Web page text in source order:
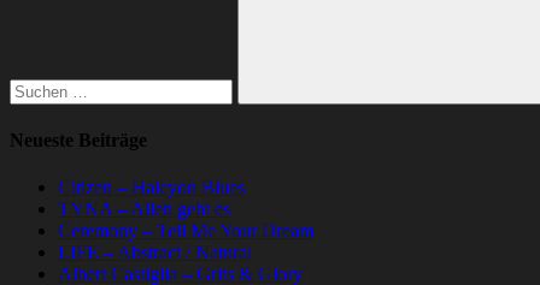
Suchen
Neueste Beiträge
Citizen – Halcyon Blues
TYNA – Allen geht es
Ceremony – Tell Me Your Dream
LIFE – Abstract / Natural
Albert Castiglia – Grits & Glory